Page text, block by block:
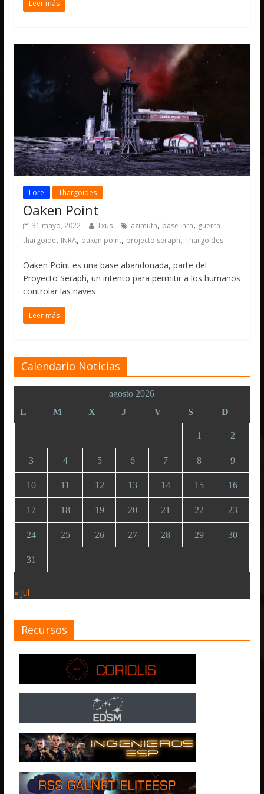
Leer más
Lore Thargoides
Oaken Point
31 mayo, 2022 Txus azimuth, base inra, guerra
thargoide, INRA, oaken point, projecto seraph,Thargoides
Oaken Point es una base abandonada, parte del
Proyecto Seraph, un intento para permitir a los humanos
controlar las naves
Leer más
Calendario Noticias
agosto 2026
L
M X J V S D
1 2
3 4 5 6 7 8 9
10 11 12 13 14 15 16
17 18 19 20 21 22 23
24 25 26 27 28 29 30
31
« Jul
Recursos